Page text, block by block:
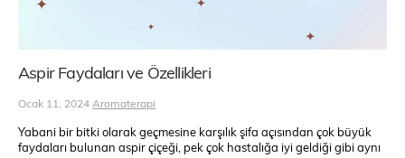
Aspir Faydaları ve Özellikleri
Ocak 11, 2024 Aromaterapi
Yabani bir bitki olarak geçmesine karşılık şifa açısından çok büyük
faydaları bulunan aspir çiçeği, pek çok hastalığa iyi geldiği gibi aynı